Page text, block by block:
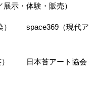
示・体験・販売）
（現代ア
苔アート協会